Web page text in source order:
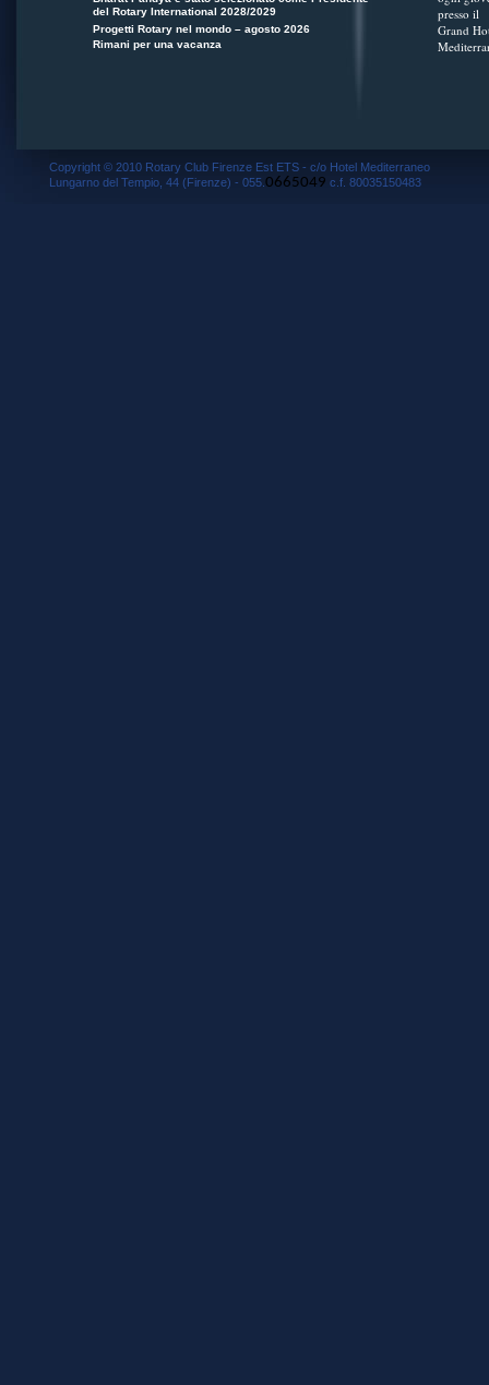
del Rotary International 2028/2029
Progetti Rotary nel mondo – agosto 2026
Rimani per una vacanza
presso il
Grand
Copyright © 2010 Rotary Club Firenze Est ETS - c/o Hotel Mediterraneo
Lungarno del Tempio, 44 (Firenze) - 055. 0665049 c.f. 80035150483